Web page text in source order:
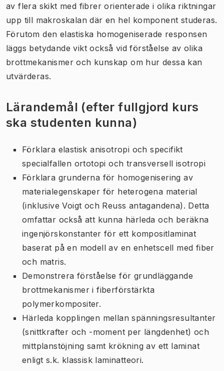
av flera skikt med fibrer orienterade i olika riktningar
upp till makroskalan där en hel komponent studeras.
Förutom den elastiska homogeniserade responsen
läggs betydande vikt också vid förståelse av olika
brottmekanismer och kunskap om hur dessa kan
utvärderas.
Lärandemål (efter fullgjord kurs
ska studenten kunna)
Förklara elastisk anisotropi och specifikt
specialfallen ortotopi och transversell isotropi
Förklara grunderna för homogenisering av
materialegenskaper för heterogena material
(inklusive Voigt och Reuss antagandena). Detta
omfattar också att kunna härleda och beräkna
ingenjörskonstanter för ett kompositlaminat
baserat på en modell av en enhetscell med fiber
och matris.
Demonstrera förståelse för grundläggande
brottmekanismer i fiberförstärkta
polymerkompositer.
Härleda kopplingen mellan spänningsresultanter
(snittkrafter och -moment per längdenhet) och
mittplanstöjning samt krökning av ett laminat
enligt s.k. klassisk laminatteori.